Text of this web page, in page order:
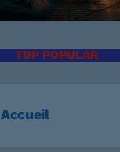
TOP POPULAR
Accueil